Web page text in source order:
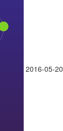
2016-05-20